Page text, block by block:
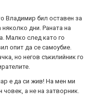
Владимир бил оставен за
дни. Раната на
Малко след като го
опит да се самоубие.
но негов съкилийник го
е да си жив! На мен ми
човек, а не на затворник.